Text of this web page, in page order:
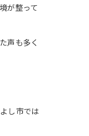
が整って
声も多く
し市では